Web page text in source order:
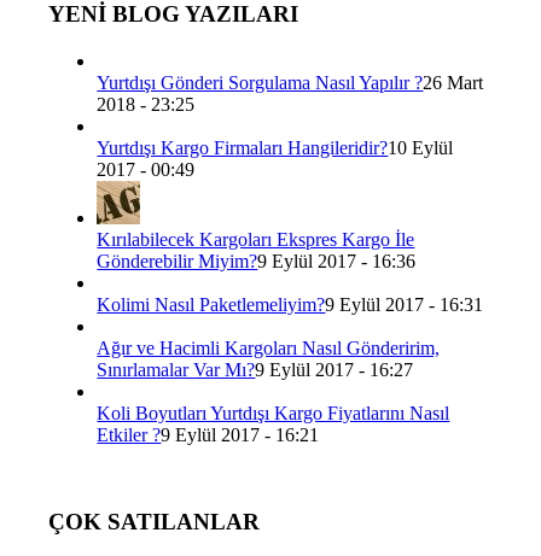
YENİ BLOG YAZILARI
Yurtdışı Gönderi Sorgulama Nasıl Yapılır ?26 Mart
2018 - 23:25
Yurtdışı Kargo Firmaları Hangileridir?10 Eylül
2017 - 00:49
Kırılabilecek Kargoları Ekspres Kargo İle
Gönderebilir Miyim?9 Eylül 2017 - 16:36
Kolimi Nasıl Paketlemeliyim?9 Eylül 2017 - 16:31
Ağır ve Hacimli Kargoları Nasıl Gönderirim,
Sınırlamalar Var Mı?9 Eylül 2017 - 16:27
Koli Boyutları Yurtdışı Kargo Fiyatlarını Nasıl
Etkiler ?9 Eylül 2017 - 16:21
ÇOK SATILANLAR